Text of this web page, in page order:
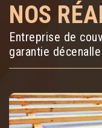
NOS
Entreprise de
garantie décenalle